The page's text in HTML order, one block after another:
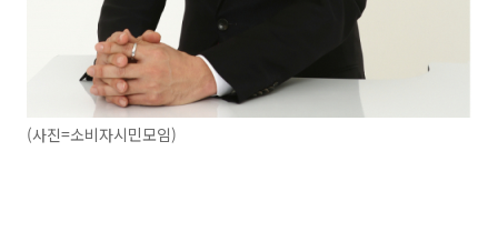
(사진=소비자시민모임)